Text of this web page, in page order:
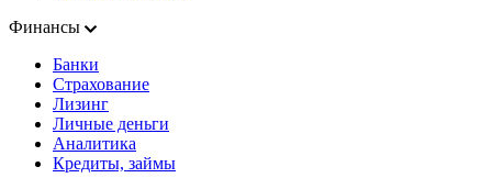
Финансы
Банки
Страхование
Лизинг
Личные деньги
Аналитика
Кредиты, займы